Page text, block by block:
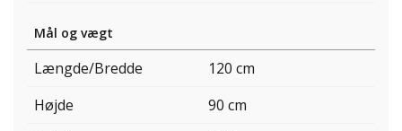
Mål og vægt
Længde/Bredde
120 cm
Højde
90 cm